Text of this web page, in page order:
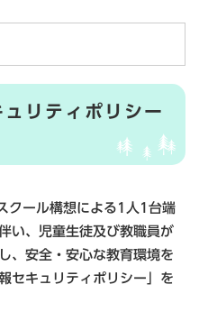
リティポリシー
クール構想による1人1台端
い、児童生徒及び教職員が
、安全・安心な教育環境を
セキュリティポリシー」を